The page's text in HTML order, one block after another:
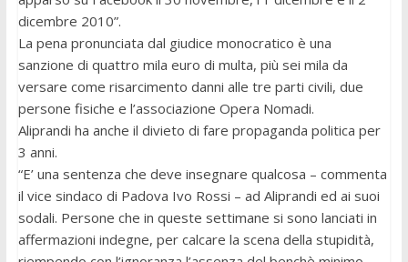
dicembre 2010”.
La pena pronunciata dal giudice monocratico è una
sanzione di quattro mila euro di multa, più sei mila da
versare come risarcimento danni alle tre parti civili, due
persone fisiche e l’associazione Opera Nomadi.
Aliprandi ha anche il divieto di fare propaganda politica per
3 anni.
“E’ una sentenza che deve insegnare qualcosa – commenta
il vice sindaco di Padova Ivo Rossi – ad Aliprandi ed ai suoi
sodali. Persone che in queste settimane si sono lanciati in
affermazioni indegne, per calcare la scena della stupidità,